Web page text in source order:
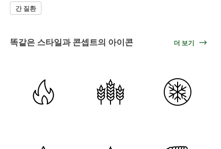
간 질환
똑같은 스타일과 콘셉트의 아이콘 더 보기